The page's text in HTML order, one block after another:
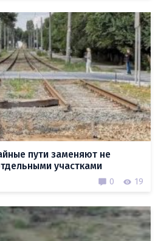
пути заменяют не
участками
0 19